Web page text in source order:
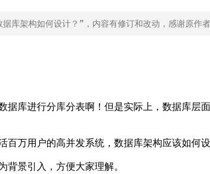
库架构如何设计？”，内容有修订和改动，感谢原作者
据库进行分库分表啊！但是实际上，数据库
万用户的高并发系统，数据库架构应该如何
背景引入，方便大家理解。